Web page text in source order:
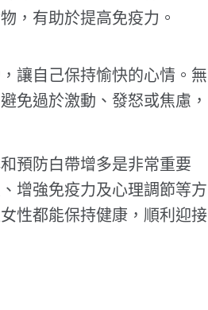
，有助於提高免疫力。
讓自己保持愉快的心情。無
免過於激動、發怒或焦慮，
預防白帶增多是非常重要
增強免疫力及心理調節等方
性都能保持健康，順利迎接